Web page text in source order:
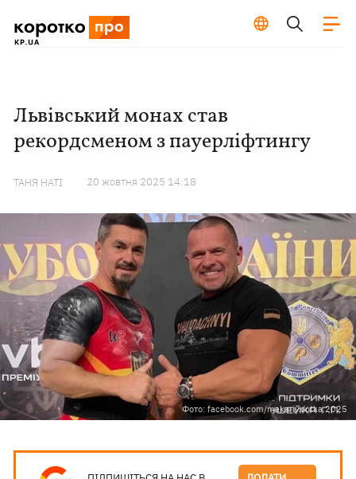
Львівський монах став
рекордсменом з пауерліфтингу
ТАНЯ НАТІ 20 жовтня 2025 14:18
Фото: facebook.com/makariy.dutka.2025